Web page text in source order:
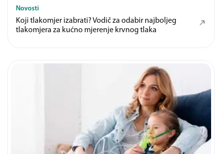
Novosti
Koji tlakomjer izabrati? Vodič za odabir najboljeg
tlakomjera za kućno mjerenje krvnog tlaka